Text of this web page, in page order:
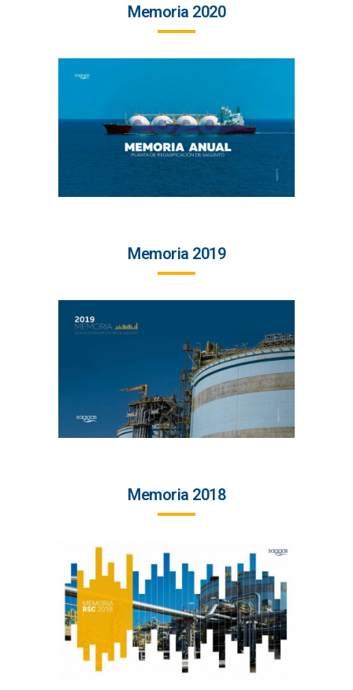
Memoria 2020
Memoria 2019
Memoria 2018